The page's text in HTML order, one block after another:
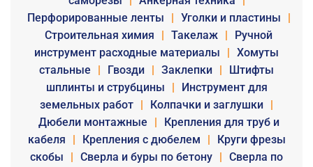
Перфорированные ленты
| Уголки и пластины
|
Строительная химия
| Такелаж |
Ручной
инструмент расходные материалы
| Хомуты
стальные
| Гвозди | Заклепки |
Штифты
шплинты и струбцины
|
Инструмент для
земельных работ | Колпачки и заглушки |
Дюбели монтажные
|
Крепления для труб и
кабеля
| Крепления с дюбелем |
Круги фрезы
скобы
| Сверла и буры по бетону | Сверла по